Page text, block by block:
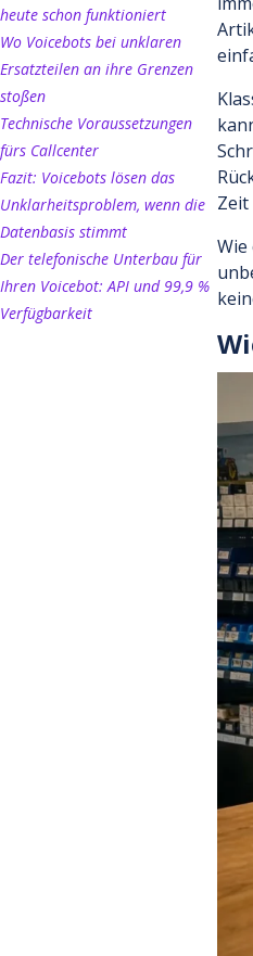
Zeit
heute schon funktioniert
Wo Voicebots bei unklaren
Ersatzteilen an ihre Grenzen
stoßen
Technische Voraussetzungen
fürs Callcenter
Fazit: Voicebots lösen das
Unklarheitsproblem, wenn die
Datenbasis stimmt
Der telefonische Unterbau für
Ihren Voicebot: API und 99,9 %
Verfügbarkeit